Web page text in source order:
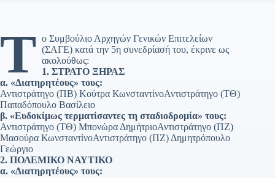
Τ ο Συμβούλιο Αρχηγών Γενικών Επιτελείων
(ΣΑΓΕ) κατά την 5η συνεδρίασή του, έκρινε ως
ακολούθως:
1. ΣΤΡΑΤΟ ΞΗΡΑΣ
α. «Διατηρητέους» τους:
Αντιστράτηγο (ΠΒ) Κούτρα ΚωνσταντίνοΑντιστράτηγο (ΤΘ)
Παπαδόπουλο Βασίλειο
β. «Ευδοκίμως τερματίσαντες τη σταδιοδρομία» τους:
Αντιστράτηγο (ΤΘ) Μπονώρα ΔημήτριοΑντιστράτηγο (ΠΖ)
Μασούρα ΚωνσταντίνοΑντιστράτηγο (ΠΖ) Δημητρόπουλο
Γεώργιο
2. ΠΟΛΕΜΙΚΟ ΝΑΥΤΙΚΟ
α. «Διατηρητέους» τους: